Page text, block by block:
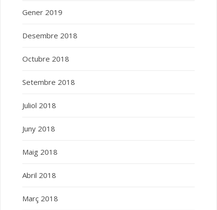
Gener 2019
Desembre 2018
Octubre 2018
Setembre 2018
Juliol 2018
Juny 2018
Maig 2018
Abril 2018
Març 2018